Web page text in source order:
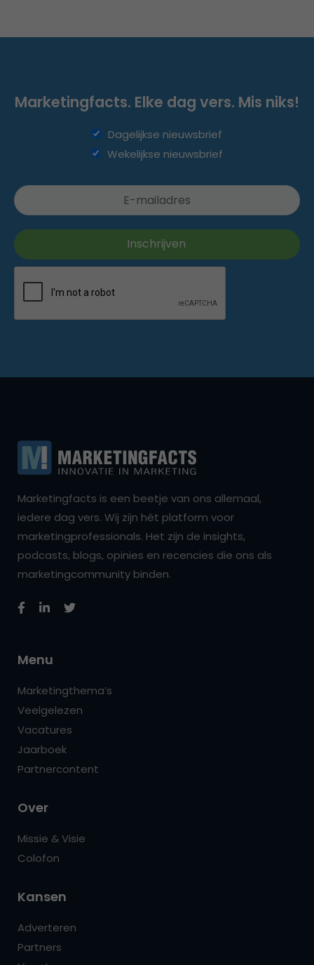
Marketingfacts. Elke dag vers. Mis niks!
Dagelijkse nieuwsbrief
Wekelijkse nieuwsbrief
Marketingfacts is een beetje van ons allemaal,
iedere dag vers. Wij zijn hét platform voor
marketingprofessionals. Het zijn de insights,
podcasts, blogs, opinies en recencies die ons als
marketingcommunity binden.
Menu
Marketingthema’s
Veelgelezen
Vacatures
Jaarboek
Partnercontent
Over
Missie & Visie
Colofon
Kansen
Adverteren
Partners